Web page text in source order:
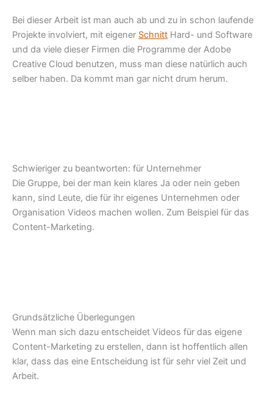
Bei dieser Arbeit ist man auch ab und zu in schon laufende
Projekte involviert, mit eigener Schnitt Hard- und Software
und da viele dieser Firmen die Programme der Adobe
Creative Cloud benutzen, muss man diese natürlich auch
selber haben. Da kommt man gar nicht drum herum.
Schwieriger zu beantworten: für Unternehmer
Die Gruppe, bei der man kein klares Ja oder nein geben
kann, sind Leute, die für ihr eigenes Unternehmen oder
Organisation Videos machen wollen. Zum Beispiel für das
Content-Marketing.
Grundsätzliche Überlegungen
Wenn man sich dazu entscheidet Videos für das eigene
Content-Marketing zu erstellen, dann ist hoffentlich allen
klar, dass das eine Entscheidung ist für sehr viel Zeit und
Arbeit.